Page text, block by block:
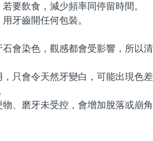
飲食，減少頻率同停留時間。
牙齒開任何包裝。
會染色，觀感都會受影響，所以
會令天然牙變白，可能出現色差
、磨牙未受控，會增加脫落或崩